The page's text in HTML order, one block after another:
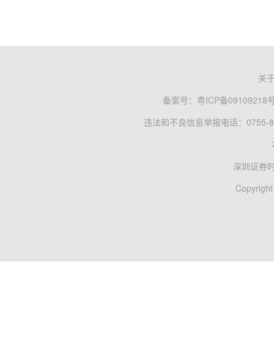
关
备案号： 粤ICP备09109218
违法和不良信息举报电话：0755-
深圳证券